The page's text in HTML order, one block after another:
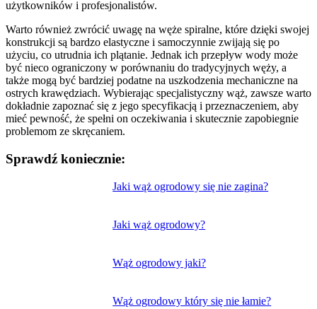
użytkowników i profesjonalistów.
Warto również zwrócić uwagę na węże spiralne, które dzięki swojej
konstrukcji są bardzo elastyczne i samoczynnie zwijają się po
użyciu, co utrudnia ich plątanie. Jednak ich przepływ wody może
być nieco ograniczony w porównaniu do tradycyjnych węży, a
także mogą być bardziej podatne na uszkodzenia mechaniczne na
ostrych krawędziach. Wybierając specjalistyczny wąż, zawsze warto
dokładnie zapoznać się z jego specyfikacją i przeznaczeniem, aby
mieć pewność, że spełni on oczekiwania i skutecznie zapobiegnie
problemom ze skręcaniem.
Sprawdź koniecznie:
Jaki wąż ogrodowy się nie zagina?
Jaki wąż ogrodowy?
Wąż ogrodowy jaki?
Wąż ogrodowy który się nie łamie?